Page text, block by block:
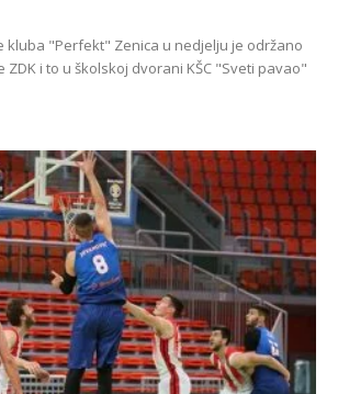
kluba "Perfekt" Zenica u nedjelju je održano
ZDK i to u školskoj dvorani KŠC "Sveti pavao"